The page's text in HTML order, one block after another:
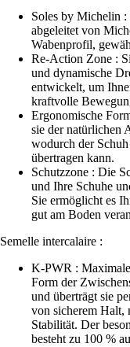
Soles by Michelin
abgeleitet von
Wabenprofil,
Re-Action Zone :
und dynamische
entwickelt, um
kraftvolle
Ergonomische
sie der natürlichen
wodurch der
übertragen kann.
Schutzzone : Die
und Ihre Schuhe
Sie ermöglicht es
gut am Boden
Semelle intercalaire :
K-PWR :
Form der
und überträgt sie
von sicherem Halt,
Stabilität. Der
besteht zu 100 %